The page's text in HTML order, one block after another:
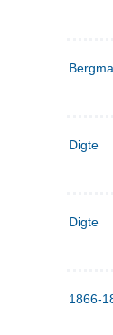
Digte
Digte
1866-